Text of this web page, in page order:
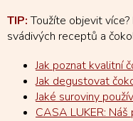
TIP:Toužíte objevit více?
svádivých receptů a
Jak poznat kvalitní
Jak degustovat
Jaké suroviny
CASA LUKER: